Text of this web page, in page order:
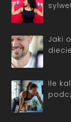
Jaki
Ile